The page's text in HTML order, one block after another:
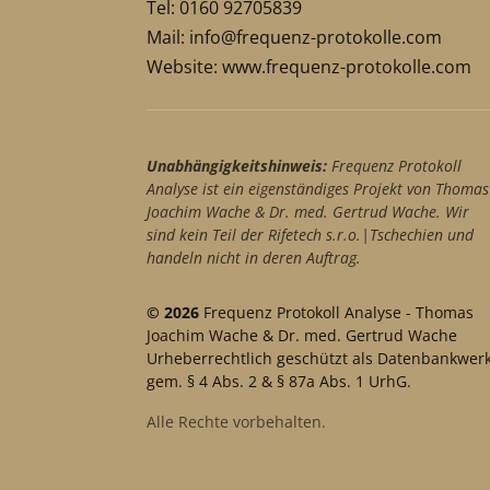
Tel: 0160 92705839
Mail: info@frequenz-protokolle.com
Website:www.frequenz-protokolle.com
Unabhängigkeitshinweis: Frequenz Protokoll
Analyse ist ein eigenständiges Projekt von Thomas
Joachim Wache & Dr. med. Gertrud Wache. Wir
sind kein Teil der Rifetech s.r.o.|Tschechien und
handeln nicht in deren Auftrag.
© 2026 Frequenz Protokoll Analyse - Thomas
Joachim Wache & Dr. med. Gertrud Wache
Urheberrechtlich geschützt als
gem. § 4 Abs. 2 & § 87a Abs. 1 UrhG.
Alle Rechte vorbehalten.